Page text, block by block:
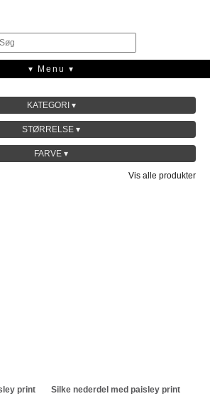
▾ Menu ▾
KATEGORI ▾
STØRRELSE ▾
FARVE ▾
Vis alle produkter
print Silke nederdel med paisley print